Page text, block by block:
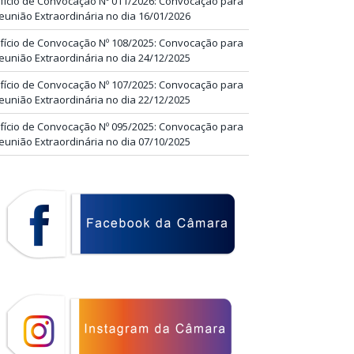
Extraordinária no dia 16/01/2026
de Convocação Nº 108/2025: Convocação para
Extraordinária no dia 24/12/2025
de Convocação Nº 107/2025: Convocação para
Extraordinária no dia 22/12/2025
de Convocação Nº 095/2025: Convocação para
Extraordinária no dia 07/10/2025